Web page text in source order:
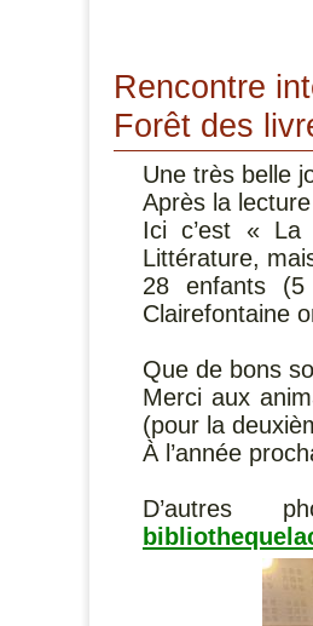
Rencontre
Forêt des
Une très belle
Après la
Ici c’est «
Littérature,
28 enfants
Clairefontaine
Que de bons
Merci aux
(pour la
À l’année
D’autres